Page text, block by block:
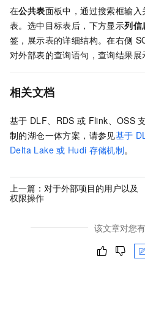
在公共表面板中，通过搜索框输
表。选中目标表后，下方显示列信
签，展示表的详细结构。在右侧
对外部表的查询语句，查询结果展
相关文档
基于 DLF、RDS 或 Flink、OSS
制的湖仓一体方案，请参见基于
Delta Lake 或 Hudi 存储机制。
上一篇： 对于外部项目的用户以及
权限操作
该文章对您